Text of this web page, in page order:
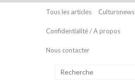
Tous les articles Culturonews
Confidentialité / A propos
Nous contacter